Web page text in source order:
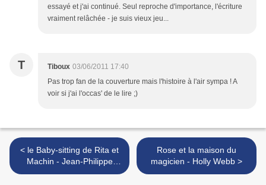
essayé et j'ai continué. Seul reproche d'importance, l'écriture
vraiment relâchée - je suis vieux jeu...
T Tiboux 03/06/2011 17:40
Pas trop fan de la couverture mais l'histoire à l'air sympa ! A
voir si j'ai l'occas' de le lire ;)
< le Baby-sitting de Rita et
Machin - Jean-Philippe
Arrou-Vignod et Olivier
Rose et la maison du
magicien - Holly Webb >